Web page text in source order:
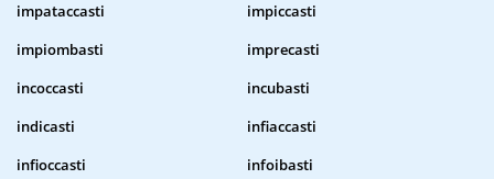
impataccasti
impiccasti
impiombasti
imprecasti
incoccasti
incubasti
indicasti
infiaccasti
infioccasti
infoibasti